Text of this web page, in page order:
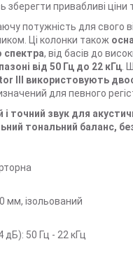
привабливі ціни
потужність для свого
Ці колонки також
спектра, від басів до
від 50 Гц до 22 кГц.
III використовують
для певного
і точний звук для
тональний баланс,
мм, ізольований
дБ): 50 Гц - 22 кГц